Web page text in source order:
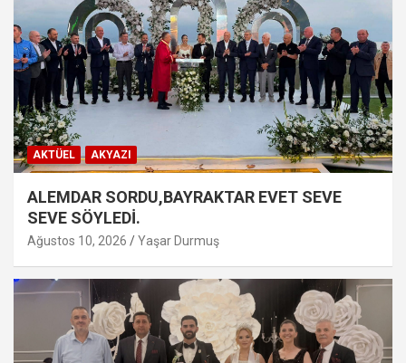
AKTÜEL AKYAZI
ALEMDAR SORDU,BAYRAKTAR EVET SEVE
SEVE SÖYLEDİ.
Ağustos 10, 2026 Yaşar Durmuş